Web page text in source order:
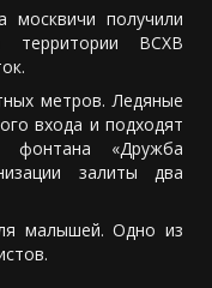
получили
ВСХВ
метров. Ледяные
входа и подходят
фонтана «Дружба
залиты два
малышей. Одно из